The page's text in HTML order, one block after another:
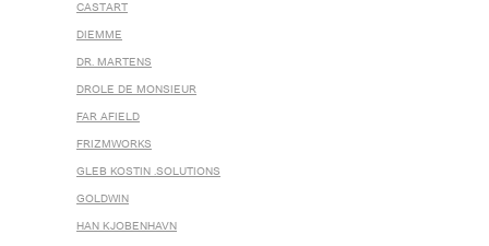
CASTART
DIEMME
DR. MARTENS
DROLE DE MONSIEUR
FAR AFIELD
FRIZMWORKS
GLEB KOSTIN .SOLUTIONS
GOLDWIN
HAN KJOBENHAVN